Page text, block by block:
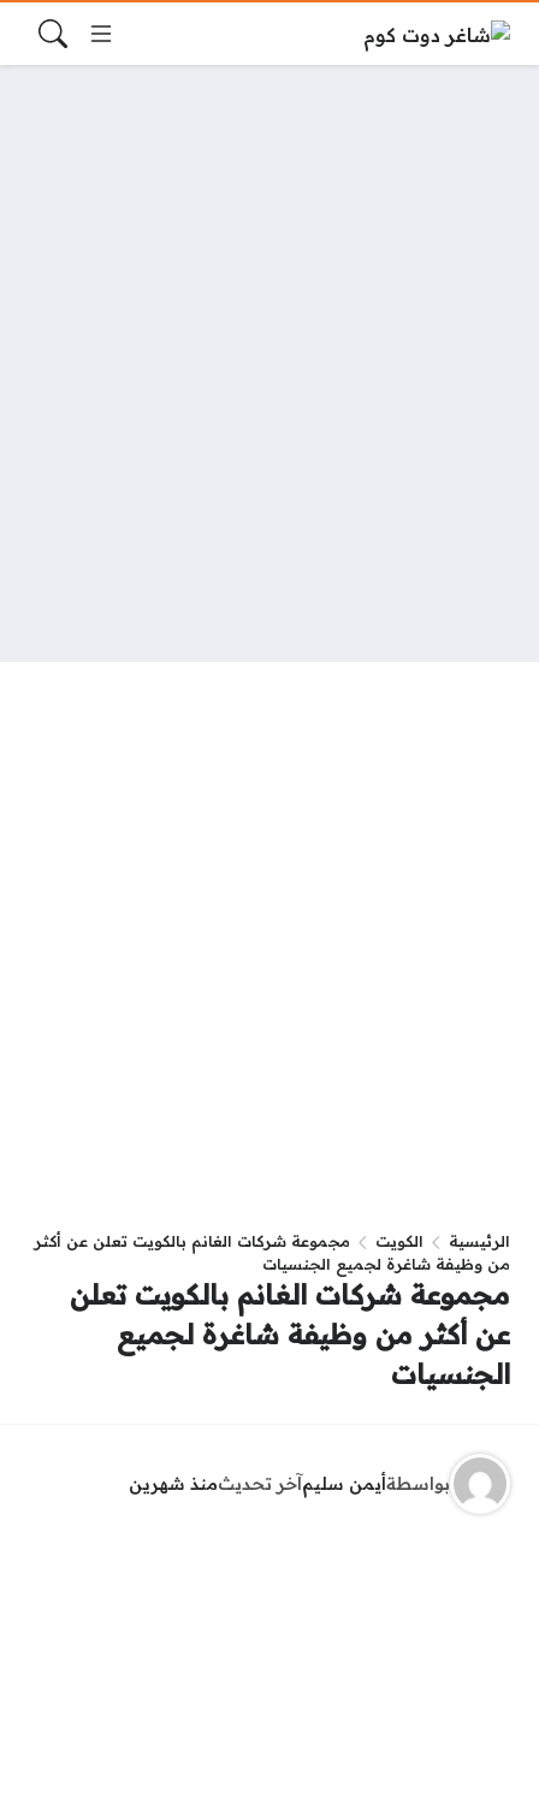
الرئيسية الكويت
مجموعة شركات الغانم بالكويت تعلن عن أكثر
من وظيفة شاغرة لجميع الجنسيات
مجموعة شركات الغانم بالكويت تعلن
عن أكثر من وظيفة شاغرة لجميع
الجنسيات
بواسطةأيمن سليمآخر تحديثمنذ شهرين